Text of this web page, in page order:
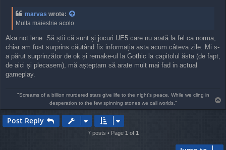
marvas wrote:
Multa maiestrie acolo
Aka not lene. Să știi că sunt și jocuri UE5 care nu arată la fel ca norma,
chiar am fost surprins căutând fix informația asta acum câteva zile. Mi s-
a părut surprinzător de ok și remake-ul la Gothic la capitolul ăsta (de fapt,
de aici și plecasem), mă așteptam să arate mult mai fad in actual
gameplay.
"Screams of a billion murdered stars give life to the night's peace. While we cling in
desperation to the few spinning stones we call worlds."
o
Post Reply
7 posts • Page 1 of 1